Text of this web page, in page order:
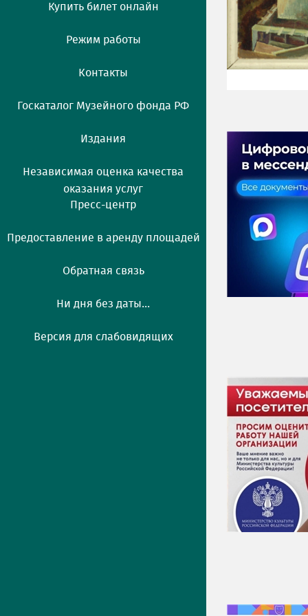
Купить билет онлайн
Режим работы
Контакты
Госкаталог Музейного фонда РФ
Издания
Независимая оценка качества
оказания услуг
Пресс-центр
Предоставление в аренду площадей
Обратная связь
Ни дня без даты...
Версия для слабовидящих